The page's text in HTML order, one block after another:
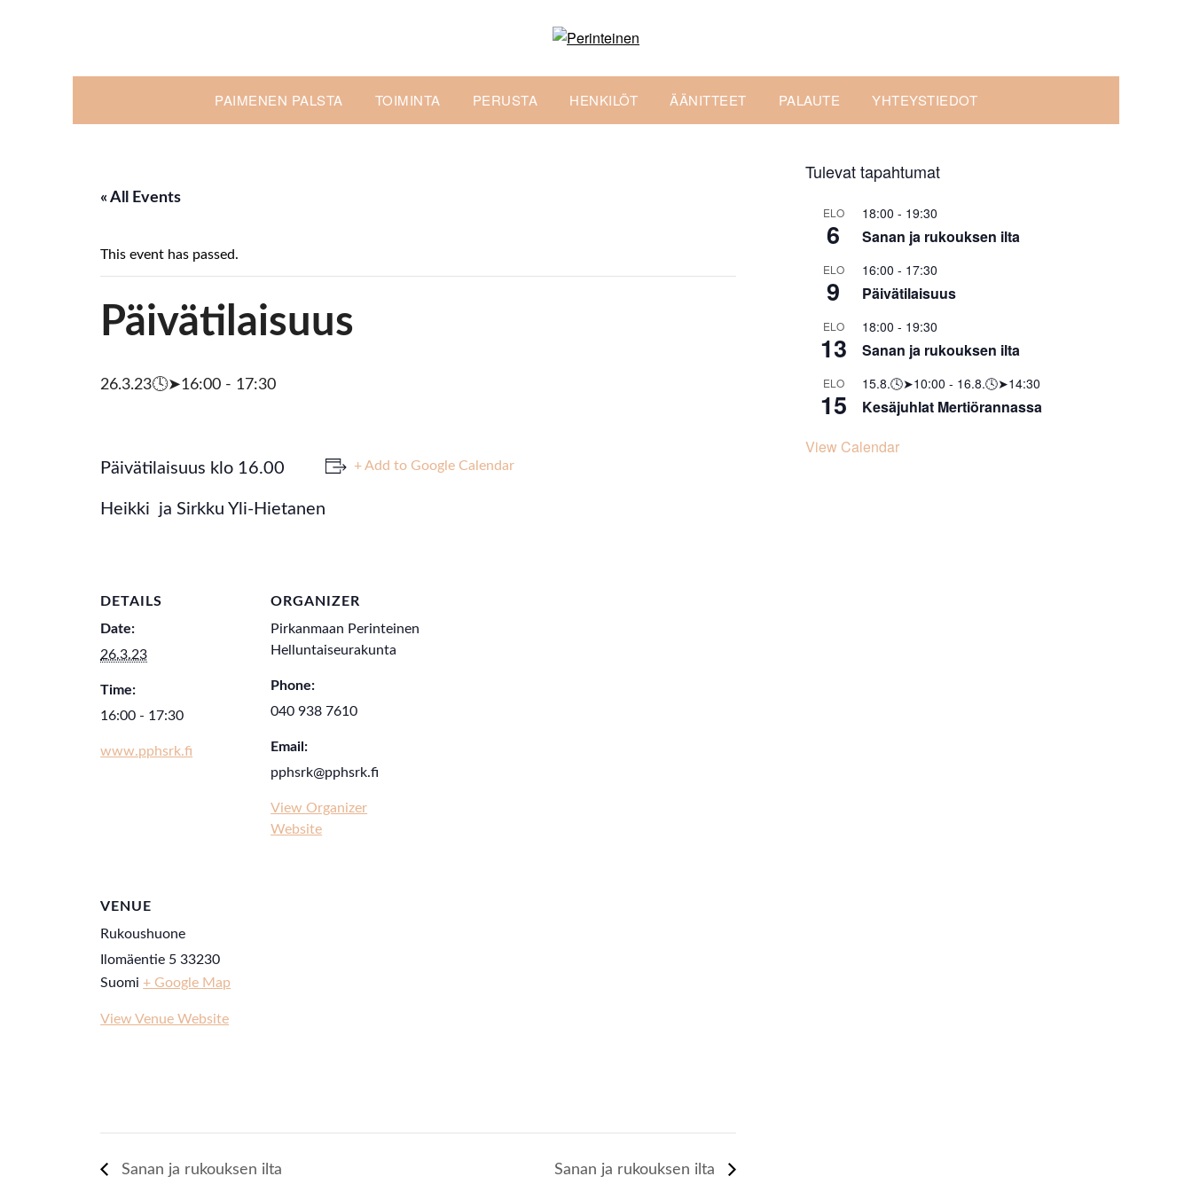
PAIMENEN PALSTA TOIMINTA PERUSTA HENKILÖT ÄÄNITTEET PALAUTE YHTEYSTIEDOT
« All Events
This event has passed.
Päivätilaisuus
26.3.23🕓➤16:00 - 17:30
Päivätilaisuus klo 16.00
Heikki ja Sirkku Yli-Hietanen
+ Add to Google Calendar
DETAILS
Date:
26.3.23
Time:
16:00 - 17:30
www.pphsrk.fi
ORGANIZER
Pirkanmaan Perinteinen
Helluntaiseurakunta
Phone:
040 938 7610
Email:
pphsrk@pphsrk.fi
View Organizer
Website
VENUE
Rukoushuone
Ilomäentie 5 33230
Suomi + Google Map
View Venue Website
Sanan ja rukouksen ilta Sanan ja rukouksen ilta
Tulevat tapahtumat
ELO
6
18:00 - 19:30
Sanan ja rukouksen ilta
ELO
9
16:00 - 17:30
Päivätilaisuus
ELO
13
18:00 - 19:30
Sanan ja rukouksen ilta
ELO
15
15.8.🕓➤10:00 - 16.8.🕓➤14:30
Kesäjuhlat Mertiörannassa
View Calendar